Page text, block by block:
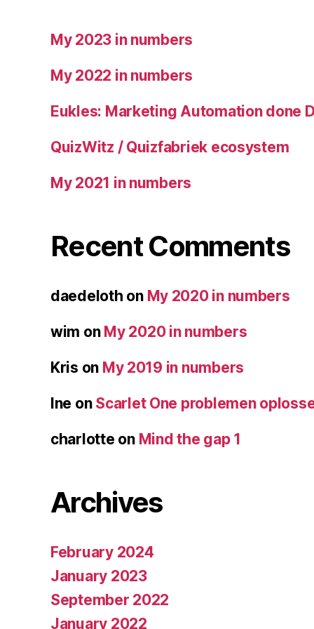
My 2023 in numbers
My 2022 in numbers
Eukles: Marketing Automation done
QuizWitz / Quizfabriek ecosystem
My 2021 in numbers
Recent Comments
daedeloth on My 2020 in numbers
wim on My 2020 in numbers
Kris on My 2019 in numbers
Ine on Scarlet One problemen
charlotte on Mind the gap 1
Archives
February 2024
January 2023
September 2022
January 2022